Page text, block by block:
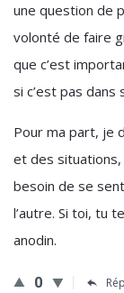
une question de
volonté de faire
que c’est
si c’est pas dans
Pour ma part, je
et des situations,
besoin de se
l’autre. Si toi, tu
anodin.
0